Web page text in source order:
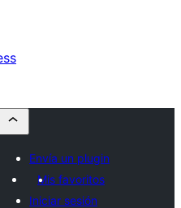
Envía un plugin
Mis favoritos
Iniciar sesión